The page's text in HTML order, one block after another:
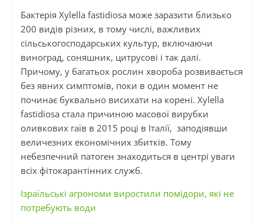
Бактерія Xylella fastidiosa може заразити близько
200 видів різних, в тому числі, важливих
сільськогосподарських культур, включаючи
виноград, соняшник, цитрусові і так далі.
Причому, у багатьох рослин хвороба розвивається
без явних симптомів, поки в один момент не
починає буквально висихати на корені. Xylella
fastidiosa стала причиною масової вирубки
оливкових гаїв в 2015 році в Італії, заподіявши
величезних економічних збитків. Тому
небезпечний патоген знаходиться в центрі уваги
всіх фітокарантінних служб.
Ізраїльські агрономи виростили помідори, які не
потребують води